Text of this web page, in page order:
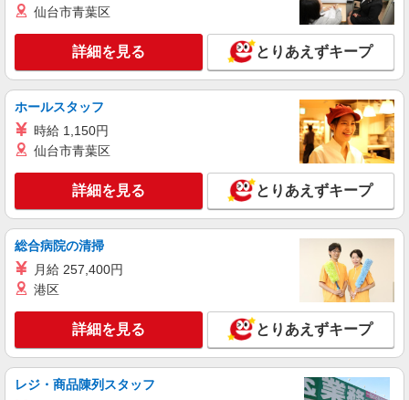
派遣社員
株式会社kotrio /●KY-H-2101267
＜高時給＞出町柳駅近くの病院で安定した働き
方を★看護助手♪
時給1550円〜2187円 ＜日払い有/週払い有/交
京都市左京区内//出町柳駅周辺
キープ 詳細を見る
アルバイト パート 派遣社員
日研トータルソーシング株式会社 メディカルケア事業部/京都オフィ
ス【看護助手】
看護助手（ナースエイド）
時給1,350円 ★週払いOK（規定あり） ※給与
幅は経験・能力による
京都府京都市左京区 【最寄駅】鞍馬駅
キープ 詳細を見る
仙台市青葉区
詳細を見る とりあえずキープ
ホールスタッフ
時給 1,150円
仙台市青葉区
詳細を見る とりあえずキープ
総合病院の清掃
月給 257,400円
港区
詳細を見る とりあえずキープ
レジ・商品陳列スタッフ